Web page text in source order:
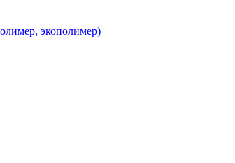
экополимер)